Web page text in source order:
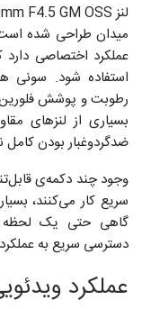
عملکرد اختصاصی
استفاده شود. سونی
رطوبت و پوشش فلورین
بسیاری از لنزهای
ضدگردوغبار بودن
وجود چند دکمه‌ی
سریع کار می‌کنند،
گاهی حتی یک لحظه
دسترسی سریع به
عملکرد